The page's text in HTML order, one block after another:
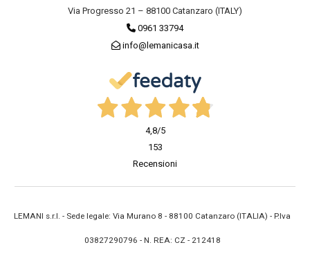
Via Progresso 21 – 88100 Catanzaro (ITALY)
0961 33794
info@lemanicasa.it
4,8/5
153
Recensioni
LEMANI s.r.l. - Sede legale: Via Murano 8 - 88100 Catanzaro (ITALIA) - P.Iva
03827290796 - N. REA: CZ - 212418